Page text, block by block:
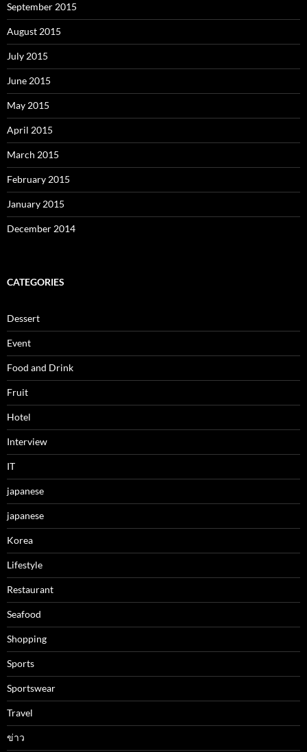
September 2015
August 2015
July 2015
June 2015
May 2015
April 2015
March 2015
February 2015
January 2015
December 2014
CATEGORIES
Dessert
Event
Food and Drink
Fruit
Hotel
Interview
IT
japanese
japanese
Korea
Lifestyle
Restaurant
Seafood
Shopping
Sports
Sportswear
Travel
ข่าว